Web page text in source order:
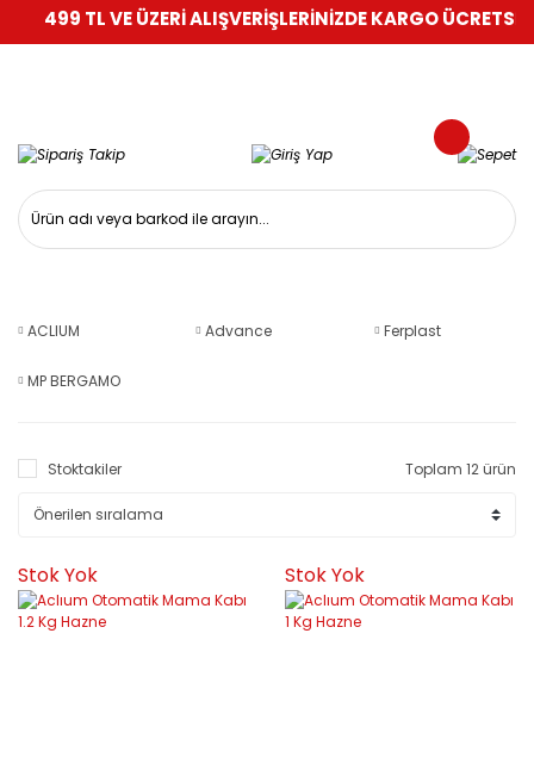
499 TL VE ÜZERİ ALIŞVERİŞLERİNİZDE KARGO ÜCRETSİZ!
ACLIUM Advance Ferplast
MP BERGAMO
Stoktakiler Toplam 12 ürün
Stok Yok Stok Yok